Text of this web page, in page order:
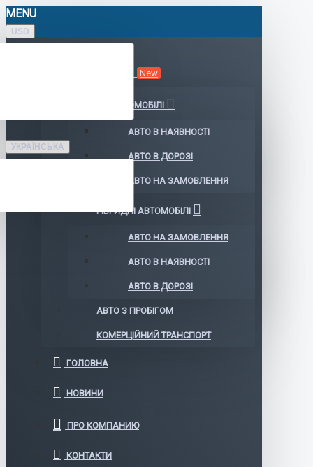
MENU
USD
УКРАЇНСЬКА
New
ЕЛЕКТРОМОБІЛІ
АВТО В НАЯВНОСТІ
АВТО В ДОРОЗІ
АВТО НА ЗАМОВЛЕННЯ
ГІБРИДНІ АВТОМОБІЛІ
АВТО НА ЗАМОВЛЕННЯ
АВТО В НАЯВНОСТІ
АВТО В ДОРОЗІ
АВТО З ПРОБІГОМ
КОМЕРЦІЙНИЙ ТРАНСПОРТ
ГОЛОВНА
НОВИНИ
ПРО КОМПАНИЮ
КОНТАКТИ